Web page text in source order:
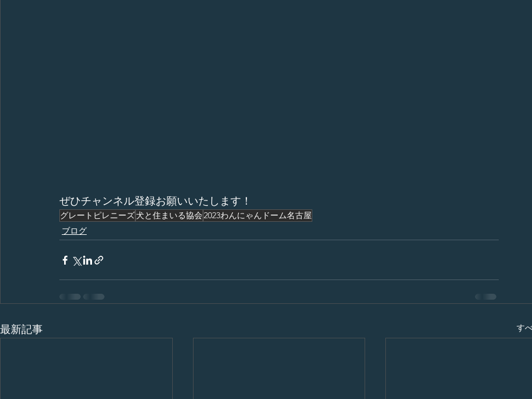
ぜひチャンネル登録お願いいたします！
グレートピレニーズ犬と住まいる協会2023わんにゃんドーム名古屋
ブログ
最新記事 す